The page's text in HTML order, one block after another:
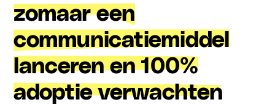
zomaar een
communicatiemiddel
lanceren en 100%
adoptie verwachten